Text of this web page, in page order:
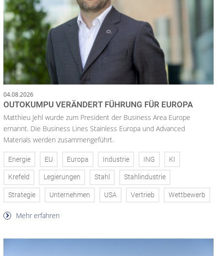
04.08.2026
OUTOKUMPU VERÄNDERT FÜHRUNG FÜR EUROPA
Matthieu Jehl wurde zum President der Business Area Europe
ernannt. Die Business Lines Stainless Europa und Advanced
Materials werden zusammengeführt.
Energie EU Europa Industrie ING KI
Krefeld Legierungen Stahl Stahlindustrie
Strategie Unternehmen USA Vertrieb Wettbewerb
Mehr erfahren